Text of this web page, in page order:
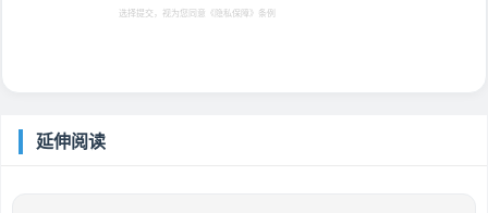
选择提交，视为您同意 《隐私保障》 条例
延伸阅读